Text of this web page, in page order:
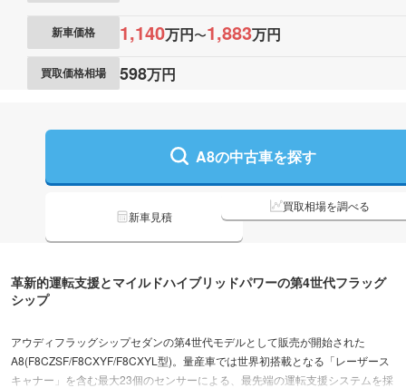
新車価格 1,140万円〜1,883万円
買取価格相場 598万円
A8の中古車を探す
新車見積
買取相場を調べる
革新的運転支援とマイルドハイブリッドパワーの第4世代フラッグ
シップ
アウディフラッグシップセダンの第4世代モデルとして販売が開始された
A8(F8CZSF/F8CXYF/F8CXYL型)。量産車では世界初搭載となる「レーザース
キャナー」を含む最大23個のセンサーによる、最先端の運転支援システムを採